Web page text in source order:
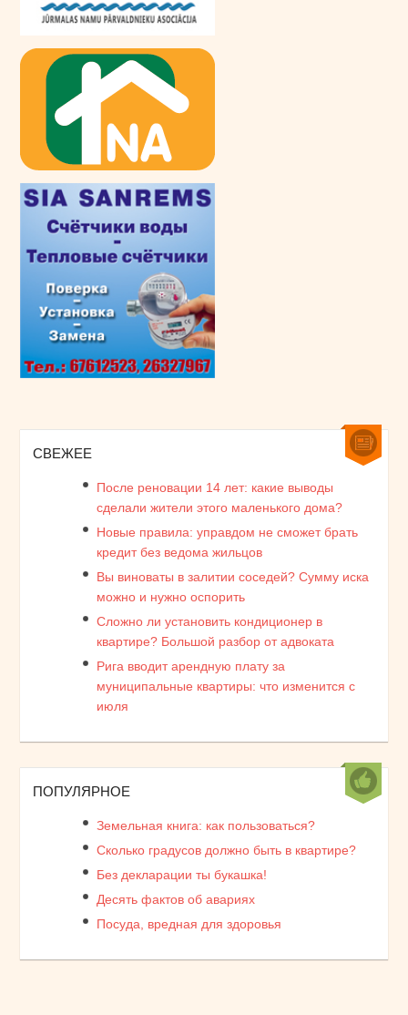
СВЕЖЕЕ
После реновации 14 лет: какие выводы
сделали жители этого маленького дома?
Новые правила: управдом не сможет брать
кредит без ведома жильцов
Вы виноваты в залитии соседей? Сумму иска
можно и нужно оспорить
Сложно ли установить кондиционер в
квартире? Большой разбор от адвоката
Рига вводит арендную плату за
муниципальные квартиры: что изменится с
июля
ПОПУЛЯРНОЕ
Земельная книга: как пользоваться?
Сколько градусов должно быть в квартире?
Без декларации ты букашка!
Десять фактов об авариях
Посуда, вредная для здоровья